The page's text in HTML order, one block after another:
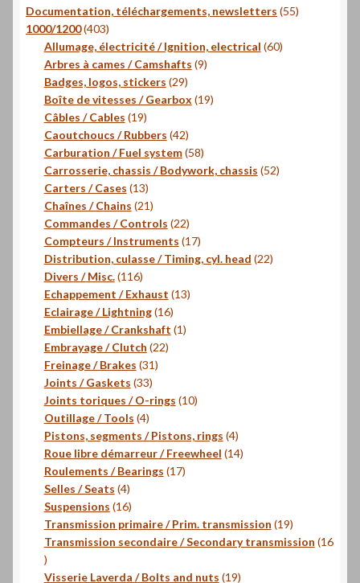
Documentation, téléchargements, newsletters 5555
1000/1200 403403
produits
Allumage, électricité / Ignition, electrical 6060
Arbres à cames / Camshafts 99
Badges, logos, stickers 2929
produits
Boîte de vitesses / Gearbox 1919
Câbles / Cables 1919
produits
Caoutchoucs / Rubbers 4242
produits
Carburation / Fuel system 5858
produits
Carrosserie, chassis / Bodywork, chassis 5252
Carters / Cases 1313
produits
Chaînes / Chains 2121
produits
Commandes / Controls 2222
produits
Compteurs / Instruments 1717
produits
Distribution, culasse / Timing, cyl. head 2222
Divers / Misc. 116116
produits
Echappement / Exhaust 1313
Eclairage / Lightning 1616
produits
Embiellage / Crankshaft 11
Embrayage / Clutch 2222
Freinage / Brakes 3131
Joints / Gaskets 3333
produits
Joints toriques / O-rings 1010
Outillage / Tools 44
produits
Pistons, segments / Pistons, rings 44
produits
Roue libre démarreur / Freewheel 1414
Roulements / Bearings 1717
Selles / Seats 44
produits
Suspensions 1616
produits
Transmission primaire / Prim. transmission 1919
produits
Transmission secondaire / Secondary transmission 16
16
produits
Visserie Laverda / Bolts and nuts 1919